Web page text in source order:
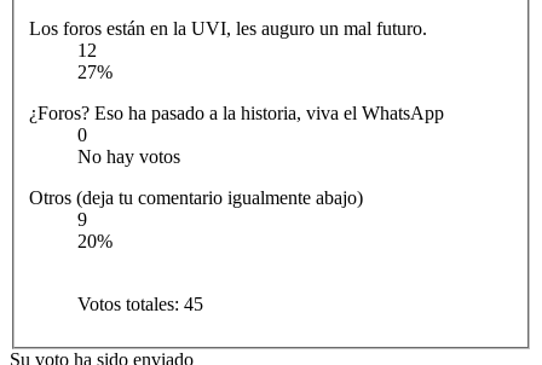
Los foros están en la UVI, les auguro un mal futuro.
12
27%
¿Foros? Eso ha pasado a la historia, viva el WhatsApp
0
No hay votos
Otros (deja tu comentario igualmente abajo)
9
20%
Votos totales: 45
Su voto ha sido enviado